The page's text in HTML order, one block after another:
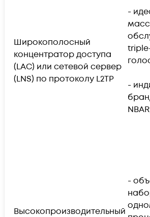
Широкополосный
концентратор доступа
(LAC) или сетевой сервер
(LNS) по протоколу L2TP
-
-
Высокопроизводительный
-